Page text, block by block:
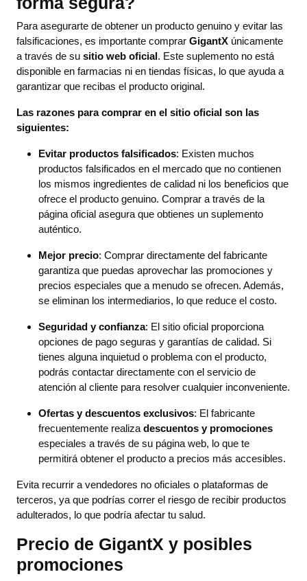
Para asegurarte de obtener un producto genuino y evitar las
falsificaciones, es importante comprar GigantX únicamente
a través de su sitio web oficial. Este suplemento no está
disponible en farmacias ni en tiendas físicas, lo que ayuda a
garantizar que recibas el producto original.
Las razones para comprar en el sitio oficial son las
siguientes:
Evitar productos falsificados: Existen muchos
productos falsificados en el mercado que no contienen
los mismos ingredientes de calidad ni los beneficios que
ofrece el producto genuino. Comprar a través de la
página oficial asegura que obtienes un suplemento
auténtico.
Mejor precio: Comprar directamente del fabricante
garantiza que puedas aprovechar las promociones y
precios especiales que a menudo se ofrecen. Además,
se eliminan los intermediarios, lo que reduce el costo.
Seguridad y confianza: El sitio oficial proporciona
opciones de pago seguras y garantías de calidad. Si
tienes alguna inquietud o problema con el producto,
podrás contactar directamente con el servicio de
atención al cliente para resolver cualquier inconveniente.
Ofertas y descuentos exclusivos: El fabricante
frecuentemente realiza descuentos y promociones
especiales a través de su página web, lo que te
permitirá obtener el producto a precios más accesibles.
Evita recurrir a vendedores no oficiales o plataformas de
terceros, ya que podrías correr el riesgo de recibir productos
adulterados, lo que podría afectar tu salud.
Precio de GigantX y posibles
promociones